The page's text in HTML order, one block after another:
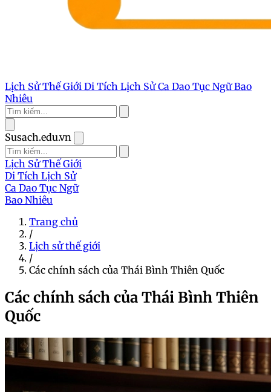
Lịch Sử Thế Giới Di Tích Lịch SửCa Dao Tục NgữBao
Nhiêu
Susach.edu.vn
Lịch Sử Thế Giới
Di Tích Lịch Sử
Ca Dao Tục Ngữ
Bao Nhiêu
Trang chủ
/
Lịch sử thế giới
/
Các chính sách của Thái Bình Thiên Quốc
Các chính sách của Thái Bình Thiên
Quốc